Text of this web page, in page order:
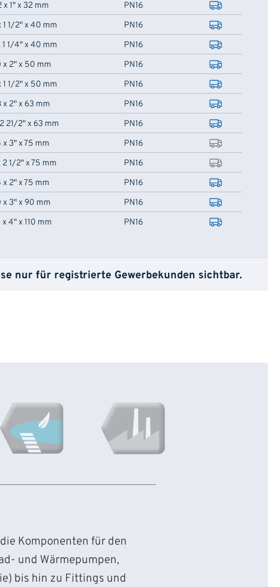
x 1" x 32 mm
PN16
1 1/2" x 40 mm
PN16
1/4" x 40 mm
PN16
x 2" x 50 mm
PN16
1 1/2" x 50 mm
PN16
x 2" x 63 mm
PN16
21/2" x 63 mm
PN16
x 3" x 75 mm
PN16
2 1/2" x 75 mm
PN16
x 2" x 75 mm
PN16
x 3" x 90 mm
PN16
x 4" x 110 mm PN16
nur für registrierte Gewerbekunden sichtbar.
Komponenten für den
und Wärmepumpen,
bis hin zu Fittings und